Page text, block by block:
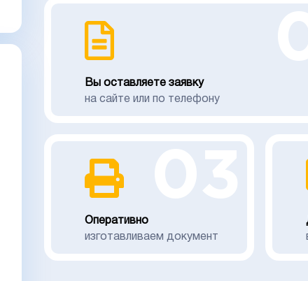
Вы оставляете заявку
на сайте или по телефону
Оперативно
изготавливаем документ